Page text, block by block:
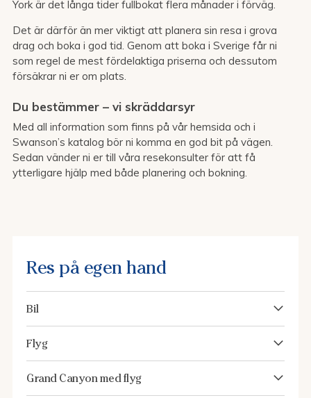
York är det långa tider fullbokat flera månader i förväg.
Det är därför än mer viktigt att planera sin resa i grova
drag och boka i god tid. Genom att boka i Sverige får ni
som regel de mest fördelaktiga priserna och dessutom
försäkrar ni er om plats.
Du bestämmer – vi skräddarsyr
Med all information som finns på vår hemsida och i
Swanson’s katalog bör ni komma en god bit på vägen.
Sedan vänder ni er till våra resekonsulter för att få
ytterligare hjälp med både planering och bokning.
Res på egen hand
Bil
Flyg
Grand Canyon med flyg